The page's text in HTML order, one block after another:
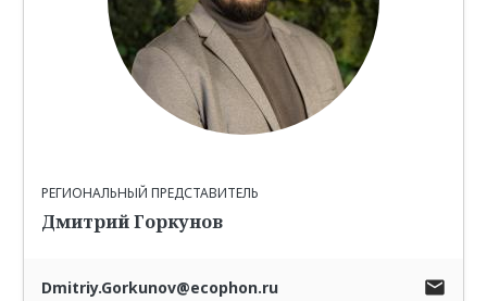
РЕГИОНАЛЬНЫЙ ПРЕДСТАВИТЕЛЬ
Дмитрий Горкунов
Dmitriy.Gorkunov@ecophon.ru